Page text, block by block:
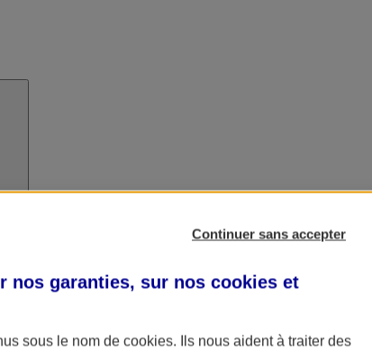
Continuer sans accepter
nos garanties, sur nos cookies et
sous le nom de cookies. Ils nous aident à traiter des